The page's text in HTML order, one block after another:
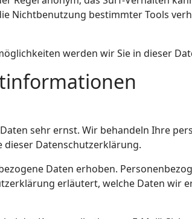
Nichtbenutzung bestimmter Tools
werden wir Sie in dieser
sehr ernst. Wir behandeln Ihre
Datenschutzerklärung.
Daten erhoben.
erläutert, welche Daten wir